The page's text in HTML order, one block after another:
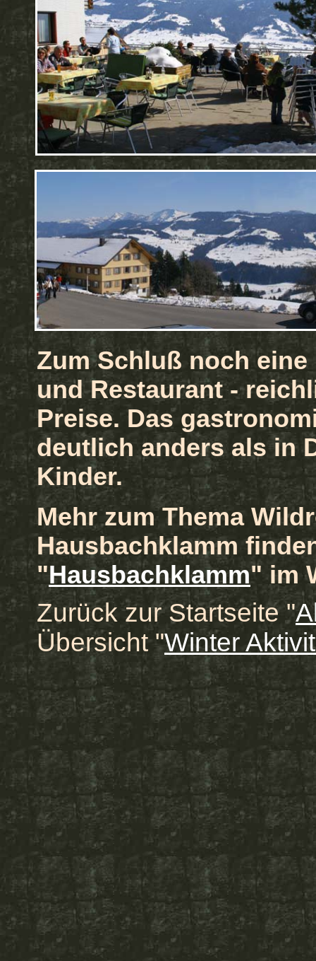
Zum Schluß noch
und Restaurant -
Preise. Das
deutlich anders als in
Kinder.
Mehr zum Thema
Hausbachklamm
"Hausbachklamm" im
Zurück zur Startseite "
Übersicht "Winter